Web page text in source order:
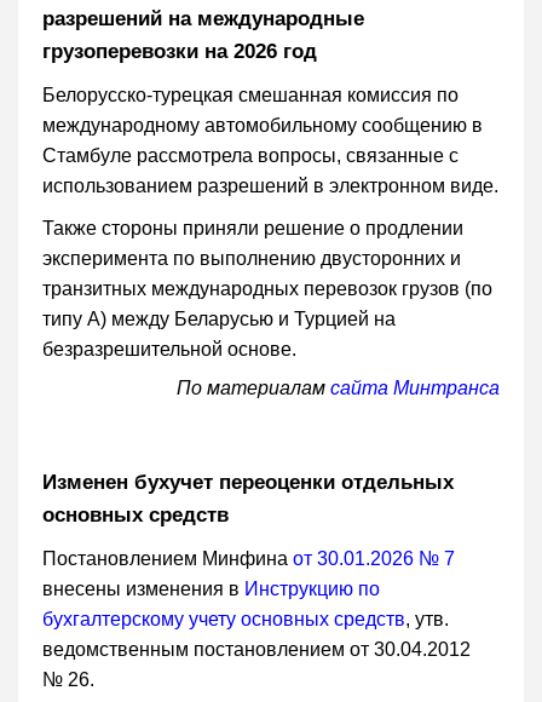
разрешений на международные
грузоперевозки на 2026 год
Белорусско-турецкая смешанная комиссия по
международному автомобильному сообщению в
Стамбуле рассмотрела вопросы, связанные с
использованием разрешений в электронном виде.
Также стороны приняли решение о продлении
эксперимента по выполнению двусторонних и
транзитных международных перевозок грузов (по
типу А) между Беларусью и Турцией на
безразрешительной основе.
По материалам сайта Минтранса
Изменен бухучет переоценки отдельных
основных средств
Постановлением Минфина от 30.01.2026 № 7
внесены изменения в Инструкцию по
бухгалтерскому учету основных средств, утв.
ведомственным постановлением от 30.04.2012
№ 26.